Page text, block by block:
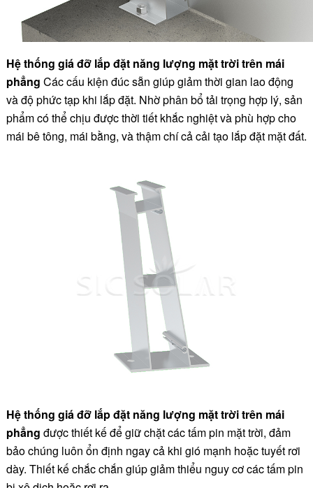
Hệ thống giá đỡ lắp đặt năng lượng mặt trời trên mái
phẳng Các cấu kiện đúc sẵn giúp giảm thời gian lao động
và độ phức tạp khi lắp đặt. Nhờ phân bổ tải trọng hợp lý, sản
phẩm có thể chịu được thời tiết khắc nghiệt và phù hợp cho
mái bê tông, mái bằng, và thậm chí cả cải tạo lắp đặt mặt đất.
Hệ thống giá đỡ lắp đặt năng lượng mặt trời trên mái
phẳng được thiết kế để giữ chặt các tấm pin mặt trời, đảm
bảo chúng luôn ổn định ngay cả khi gió mạnh hoặc tuyết rơi
dày. Thiết kế chắc chắn giúp giảm thiểu nguy cơ các tấm pin